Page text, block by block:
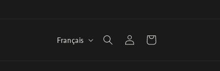
LFrançais Connexion Panier